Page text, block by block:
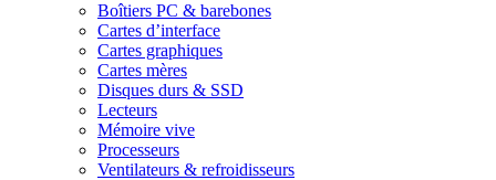
Boîtiers PC & barebones
Cartes d’interface
Cartes graphiques
Cartes mères
Disques durs & SSD
Lecteurs
Mémoire vive
Processeurs
Ventilateurs & refroidisseurs